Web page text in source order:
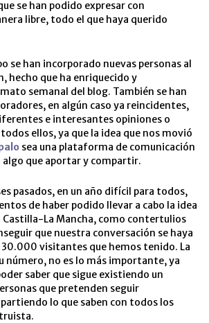
se han podido expresar con
libre, todo el que haya querido
se han incorporado nuevas personas al
hecho que ha enriquecido y
semanal del blog. También se han
en algún caso ya reincidentes,
e interesantes opiniones o
ellos, ya que la idea que nos movió
sea una plataforma de comunicación
algo que aportar y compartir.
pasados, en un año difícil para todos,
de haber podido llevar a cabo la idea
Castilla-La Mancha, como contertulios
que nuestra conversación se haya
visitantes que hemos tenido. La
número, no es lo más importante, ya
saber que sigue existiendo un
que pretenden seguir
lo que saben con todos los